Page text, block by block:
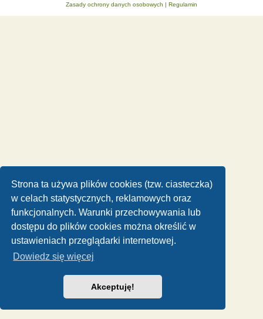
Strona ta używa plików cookies (tzw. ciasteczka)
w celach statystycznych, reklamowych oraz
funkcjonalnych. Warunki przechowywania lub
dostępu do plików cookies można określić w
ustawieniach przeglądarki internetowej.
Dowiedz się więcej
Akceptuję!
Zasady ochrony danych osobowych | Regulamin